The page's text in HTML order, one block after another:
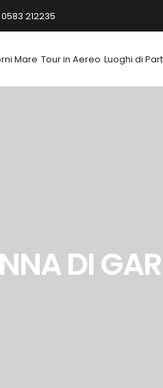
0583 212235
Mare Tour in Aereo Luoghi di
DI